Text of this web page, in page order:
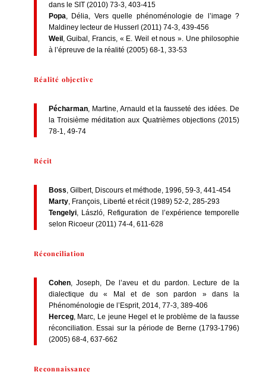
dans le SIT (2010) 73-3, 403-415
Popa, Délia, Vers quelle phénoménologie de l’image ?
Maldiney lecteur de Husserl (2011) 74-3, 439-456
Weil , Guibal, Francis, « E. Weil et nous ». Une philosophie
à l’épreuve de la réalité (2005) 68-1, 33-53
Réalité objective
Pécharman, Martine, Arnauld et la fausseté des idées. De
la Troisième méditation aux Quatrièmes objections (2015)
78-1, 49-74
Récit
Boss, Gilbert, Discours et méthode, 1996, 59-3, 441-454
Marty, François, Liberté et récit (1989) 52-2, 285-293
Tengelyi, László, Refiguration de l’expérience temporelle
selon Ricoeur (2011) 74-4, 611-628
Réconciliation
Cohen, Joseph, De l’aveu et du pardon. Lecture de la
dialectique du « Mal et de son pardon » dans la
Phénoménologie de l’Esprit, 2014, 77-3, 389-406
Herceg, Marc, Le jeune Hegel et le problème de la fausse
réconciliation. Essai sur la période de Berne (1793-1796)
(2005) 68-4, 637-662
Reconnaissance